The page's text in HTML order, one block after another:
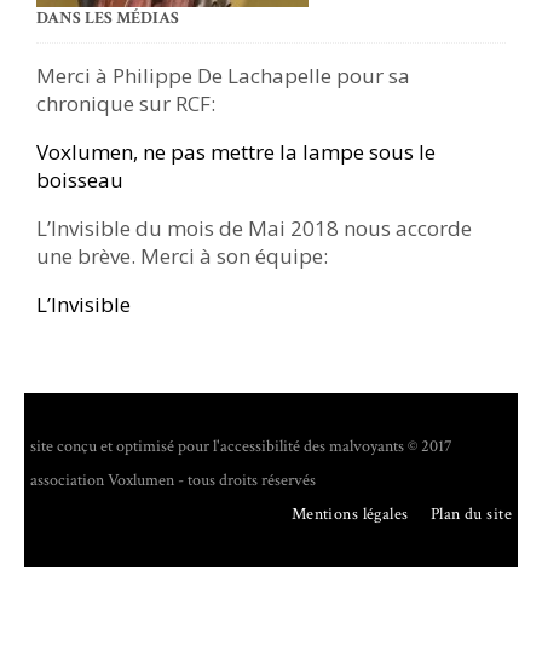
DANS LES MÉDIAS
Merci à Philippe De Lachapelle pour sa
chronique sur RCF:
Voxlumen, ne pas mettre la lampe sous le
boisseau
L’Invisible du mois de Mai 2018 nous accorde
une brève. Merci à son équipe:
L’Invisible
site conçu et optimisé pour l'accessibilité des malvoyants © 2017
association Voxlumen - tous droits réservés
Mentions légales
Plan du site